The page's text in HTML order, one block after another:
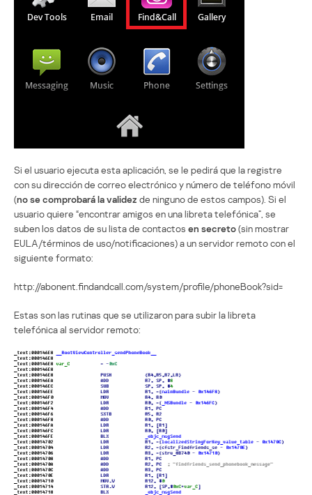
Si el usuario ejecuta esta aplicación, se le pedirá que la registre
con su dirección de correo electrónico y número de teléfono móvil
(no se comprobará la validez de ninguno de estos campos). Si el
usuario quiere “encontrar amigos en una libreta telefónica”, se
suben los datos de su lista de contactos en secreto(sin mostrar
EULA/términos de uso/notificaciones) a un servidor remoto con el
siguiente formato:
http://abonent.findandcall.com/system/profile/phoneBook?sid=
Estas son las rutinas que se utilizaron para subir la libreta
telefónica al servidor remoto: